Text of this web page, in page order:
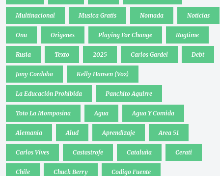
Multinacional Musica Gratis Nomada Noticias
Onu Origenes Playing For Change Ragtime
Rusia Texto 2025 Carlos Gardel Debt
Jany Cordoba Kelly Hansen (Voz)
La Educación Prohibida Panchito Aguirre
Toto La Momposina Agua Agua Y Comida
Alemania Alud Aprendizaje Area 51
Carlos Vives Castastrofe Cataluña Cerati
Chile Chuck Berry Codigo Fuente